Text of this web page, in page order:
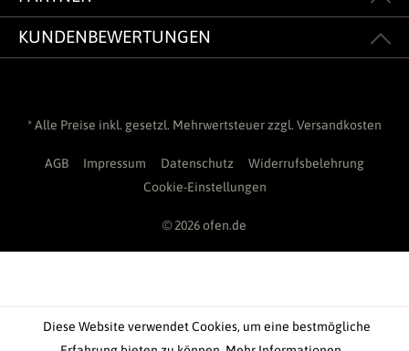
KUNDENBEWERTUNGEN
* Alle Preise inkl. gesetzl. Mehrwertsteuer zzgl. Versandkosten
AGB Impressum Datenschutz
Widerrufsbelehrung
Cookie-Einstellungen
© 2026 ofen.de
Diese Website verwendet Cookies, um eine bestmögliche